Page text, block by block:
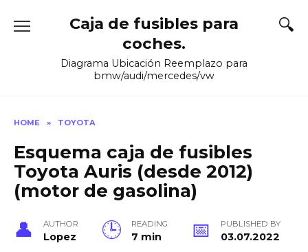
Caja de fusibles para
coches.
Diagrama Ubicación Reemplazo para
bmw/audi/mercedes/vw
HOME » TOYOTA
Esquema caja de fusibles
Toyota Auris (desde 2012)
(motor de gasolina)
AUTHOR
Lopez
READING
7 min
PUBLISHED BY
03.07.2022